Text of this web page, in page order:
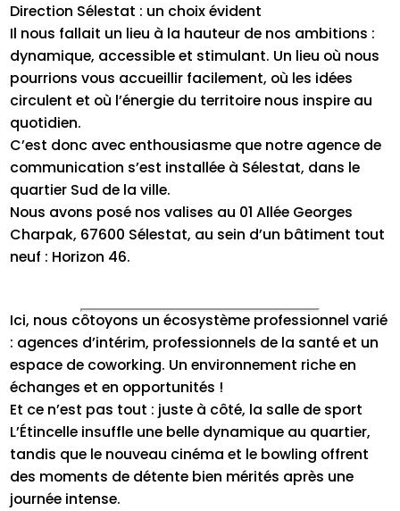
Direction Sélestat : un choix évident
Il nous fallait un lieu à la hauteur de nos ambitions :
dynamique, accessible et stimulant. Un lieu où nous
pourrions vous accueillir facilement, où les idées
circulent et où l’énergie du territoire nous inspire au
quotidien.
C’est donc avec enthousiasme que notre agence de
communication s’est installée à Sélestat, dans le
quartier Sud de la ville.
Nous avons posé nos valises au 01 Allée Georges
Charpak, 67600 Sélestat, au sein d’un bâtiment tout
neuf : Horizon 46.
Ici, nous côtoyons un écosystème professionnel varié
: agences d’intérim, professionnels de la santé et un
espace de coworking. Un environnement riche en
échanges et en opportunités !
Et ce n’est pas tout : juste à côté, la salle de sport
L’Étincelle insuffle une belle dynamique au quartier,
tandis que le nouveau cinéma et le bowling offrent
des moments de détente bien mérités après une
journée intense.